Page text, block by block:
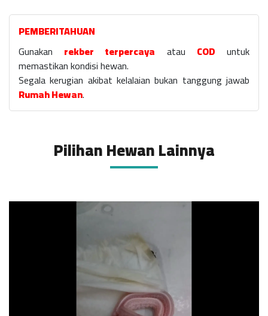
PEMBERITAHUAN
Gunakan rekber terpercaya atau COD untuk
memastikan kondisi hewan.
Segala kerugian akibat kelalaian bukan tanggung jawab
Rumah Hewan.
Pilihan Hewan Lainnya